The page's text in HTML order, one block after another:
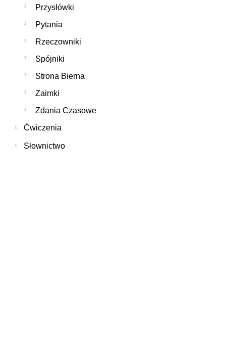
Przysłówki
Pytania
Rzeczowniki
Spójniki
Strona Bierna
Zaimki
Zdania Czasowe
Ćwiczenia
Słownictwo